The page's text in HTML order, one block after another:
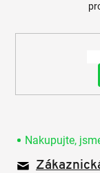
Nakupujte,